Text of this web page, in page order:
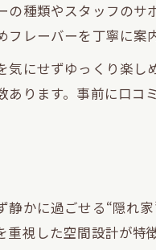
ート空間が叶える特
で演出する大人の夜
視派にも満足なシー
初心者カップルも安
種類やスタッフの
レーバーを丁寧に案
にせずゆっくり楽
ります。事前に口
かに過ごせる“隠れ
視した空間設計が特徴